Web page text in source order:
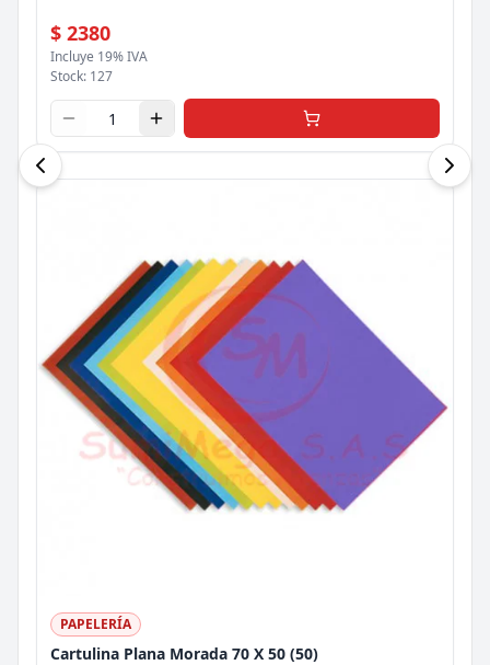
$ 2380
Incluye 19% IVA
Stock: 127
PAPELERÍA
Cartulina Plana Morada 70 X 50 (50)